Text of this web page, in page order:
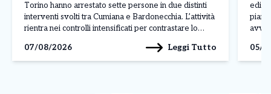
Torino hanno arrestato sette persone in due distinti
interventi svolti tra Cumiana e Bardonecchia. L’attività
rientra nei controlli intensificati per contrastare lo
territorio. L’operazione più rilevante è stata condotta
a Cumiana, dove […]
07/08/2026 Leggi Tutto 05/